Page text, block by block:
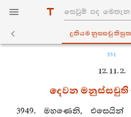
351
12. 11. 2.
දෙවන මනුස්සචුති
3949. මහණෙනි,